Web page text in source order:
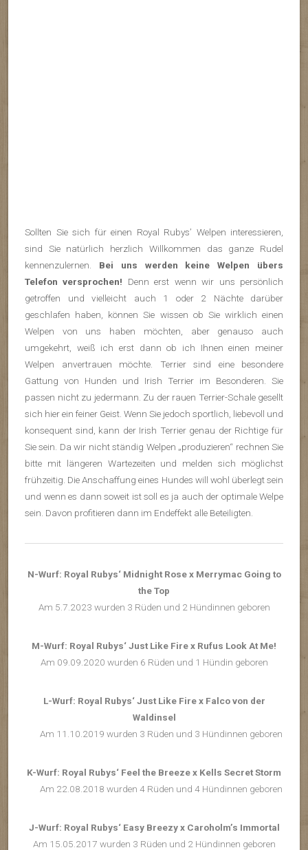
Sollten Sie sich für einen Royal Rubys’ Welpen interessieren,
sind Sie natürlich herzlich Willkommen das ganze Rudel
kennenzulernen. Bei uns werden keine Welpen übers
Telefon versprochen! Denn erst wenn wir uns persönlich
getroffen und vielleicht auch 1 oder 2 Nächte darüber
geschlafen haben, können Sie wissen ob Sie wirklich einen
Welpen von uns haben möchten, aber genauso auch
umgekehrt, weiß ich erst dann ob ich Ihnen einen meiner
Welpen anvertrauen möchte. Terrier sind eine besondere
Gattung von Hunden und Irish Terrier im Besonderen. Sie
passen nicht zu jedermann. Zu der rauen Terrier-Schale gesellt
sich hier ein feiner Geist. Wenn Sie jedoch sportlich, liebevoll und
konsequent sind, kann der Irish Terrier genau der Richtige für
Sie sein. Da wir nicht ständig Welpen „produzieren“ rechnen Sie
bitte mit längeren Wartezeiten und melden sich möglichst
frühzeitig. Die Anschaffung eines Hundes will wohl überlegt sein
und wenn es dann soweit ist soll es ja auch der optimale Welpe
sein. Davon profitieren dann im Endeffekt alle Beteiligten.
N-Wurf: Royal Rubys‘ Midnight Rose x Merrymac Going to
the Top
Am 5.7.2023 wurden 3 Rüden und 2 Hündinnen geboren
M-Wurf: Royal Rubys‘Just Like Fire x Rufus Look At Me!
Am 09.09.2020 wurden 6 Rüden und 1 Hündin geboren
L-Wurf: Royal Rubys‘ Just Like Fire x Falco von der
Waldinsel
Am 11.10.2019 wurden 3 Rüden und 3 Hündinnen geboren
K-Wurf: Royal Rubys‘ Feel the Breeze x Kells Secret Storm
Am 22.08.2018 wurden 4 Rüden und 4 Hündinnen geboren
J-Wurf: Royal Rubys‘ Easy Breezy x Caroholm’s Immortal
Am 15.05.2017 wurden 3 Rüden und 2 Hündinnen geboren